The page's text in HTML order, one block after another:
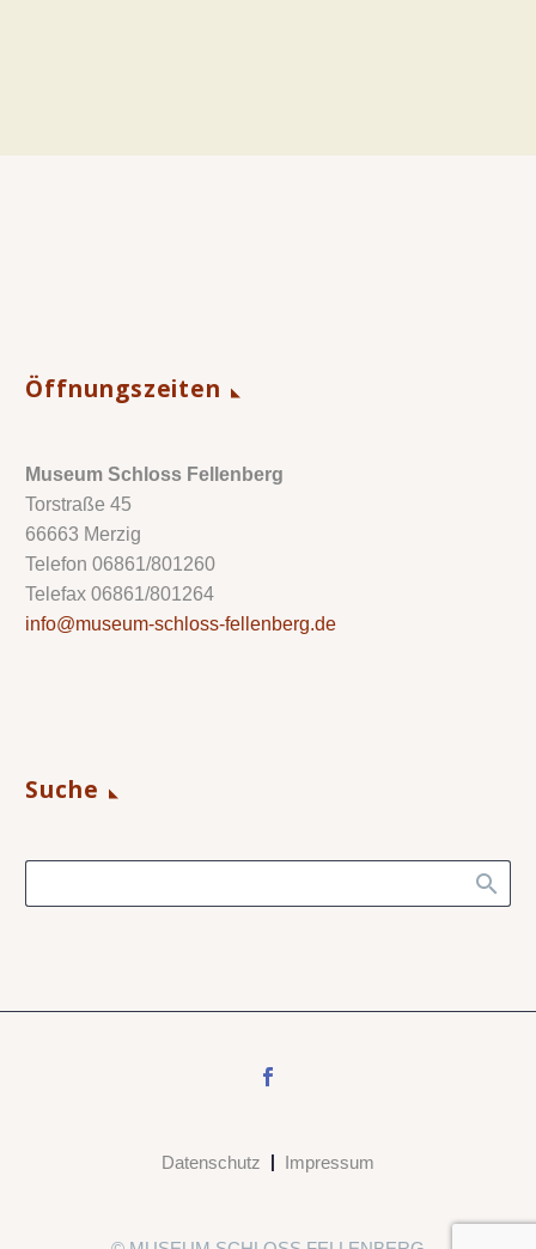
Öffnungszeiten
Museum Schloss Fellenberg
Torstraße 45
66663 Merzig
Telefon 06861/801260
Telefax 06861/801264
info@museum-schloss-fellenberg.de
Suche
Datenschutz Impressum